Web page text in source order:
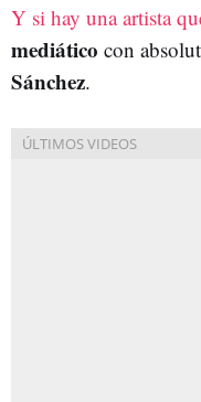
Y si hay una artista
mediático con
Sánchez.